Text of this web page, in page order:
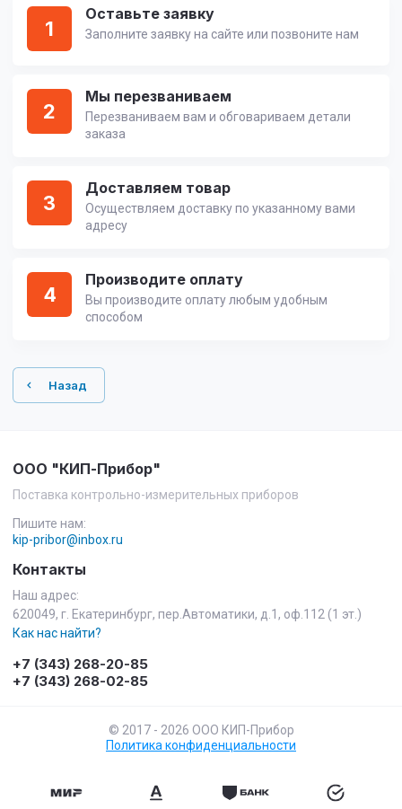
1
Оставьте заявку
Заполните заявку на сайте или позвоните нам
2
Мы перезваниваем
Перезваниваем вам и обговариваем детали
заказа
3
Доставляем товар
Осуществляем доставку по указанному вами
адресу
4
Производите оплату
Вы производите оплату любым удобным
способом
Назад
ООО "КИП-Прибор"
Поставка контрольно-измерительных приборов
Пишите нам:
kip-pribor@inbox.ru
Контакты
Наш адрес:
620049, г. Екатеринбург, пер.Автоматики, д.1, оф.112 (1 эт.)
Как нас найти?
+7 (343) 268-20-85
+7 (343) 268-02-85
© 2017 - 2026 ООО КИП-Прибор
Политика конфиденциальности